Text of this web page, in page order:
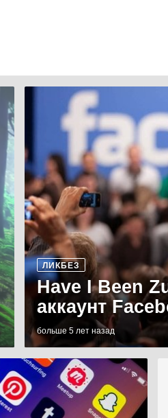
ЛИКБЕЗ
Have I Been
аккаунт
больше 5 лет назад